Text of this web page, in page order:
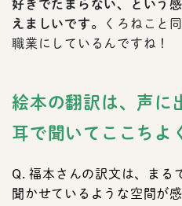
好きでたまらない、という
えましいです。
くろねこと
職業にしているんですね！
絵本の翻訳は、声に
耳で聞いてここちよ
Q. 福本さんの訳文は、まる
聞かせているような空間が